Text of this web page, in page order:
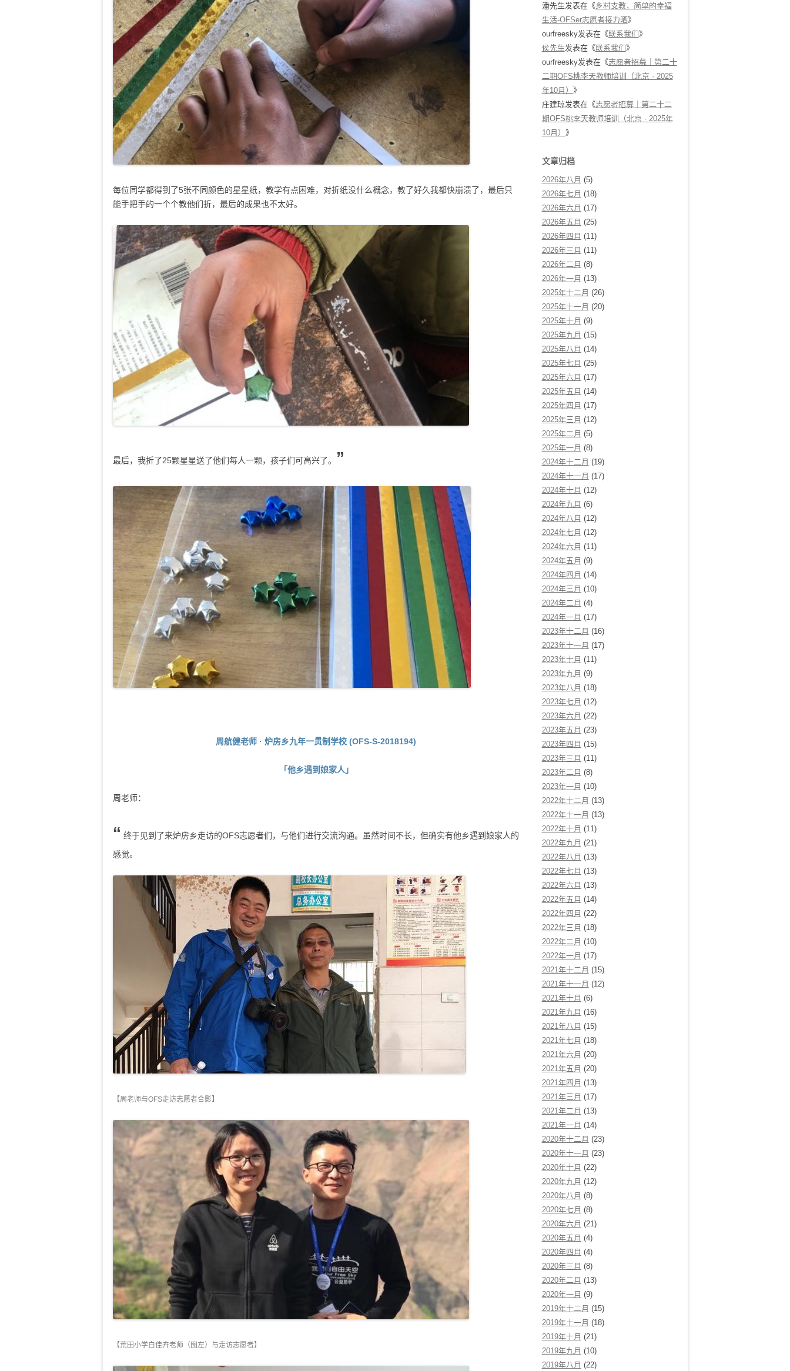
每位同学都得到了5张不同颜色的星星纸，教学有点困难，对折纸没什么概念，教了好久我都快崩溃了，最后只
能手把手的一个个教他们折，最后的成果也不太好。
最后，我折了25颗星星送了他们每人一颗，孩子们可高兴了。 ”
周航健老师 · 炉房乡九年一贯制学校 (OFS-S-2018194)
「他乡遇到娘家人」
周老师：
“ 终于见到了来炉房乡走访的OFS志愿者们，与他们进行交流沟通。虽然时间不长，但确实有他乡遇到娘家人的
感觉。
【周老师与OFS走访志愿者合影】
【荒田小学白佳卉老师（图左）与走访志愿者】
潘先生发表在《乡村支教，简单的幸福
生活-OFSer志愿者接力晒》
ourfreesky发表在《联系我们 》
侯先生发表在《联系我们 》
ourfreesky发表在《志愿者招募｜第二十
二期OFS桃李天教师培训（北京 · 2025
年10月） 》
庄建琼发表在《志愿者招募｜第二十二
期OFS桃李天教师培训（北京 · 2025年
10月） 》
文章归档
2026年八月 (5)
2026年七月 (18)
2026年六月 (17)
2026年五月 (25)
2026年四月 (11)
2026年三月 (11)
2026年二月 (8)
2026年一月 (13)
2025年十二月 (26)
2025年十一月 (20)
2025年十月 (9)
2025年九月 (15)
2025年八月 (14)
2025年七月 (25)
2025年六月 (17)
2025年五月 (14)
2025年四月 (17)
2025年三月 (12)
2025年二月 (5)
2025年一月 (8)
2024年十二月 (19)
2024年十一月 (17)
2024年十月 (12)
2024年九月 (6)
2024年八月 (12)
2024年七月 (12)
2024年六月 (11)
2024年五月 (9)
2024年四月 (14)
2024年三月 (10)
2024年二月 (4)
2024年一月 (17)
2023年十二月 (16)
2023年十一月 (17)
2023年十月 (11)
2023年九月 (9)
2023年八月 (18)
2023年七月 (12)
2023年六月 (22)
2023年五月 (23)
2023年四月 (15)
2023年三月 (11)
2023年二月 (8)
2023年一月 (10)
2022年十二月 (13)
2022年十一月 (13)
2022年十月 (11)
2022年九月 (21)
2022年八月 (13)
2022年七月 (13)
2022年六月 (13)
2022年五月 (14)
2022年四月 (22)
2022年三月 (18)
2022年二月 (10)
2022年一月 (17)
2021年十二月 (15)
2021年十一月 (12)
2021年十月 (6)
2021年九月 (16)
2021年八月 (15)
2021年七月 (18)
2021年六月 (20)
2021年五月 (20)
2021年四月 (13)
2021年三月 (17)
2021年二月 (13)
2021年一月 (14)
2020年十二月 (23)
2020年十一月 (23)
2020年十月 (22)
2020年九月 (12)
2020年八月 (8)
2020年七月 (8)
2020年六月 (21)
2020年五月 (4)
2020年四月 (4)
2020年三月 (8)
2020年二月 (13)
2020年一月 (9)
2019年十二月 (15)
2019年十一月 (18)
2019年十月 (21)
2019年九月 (10)
2019年八月 (22)